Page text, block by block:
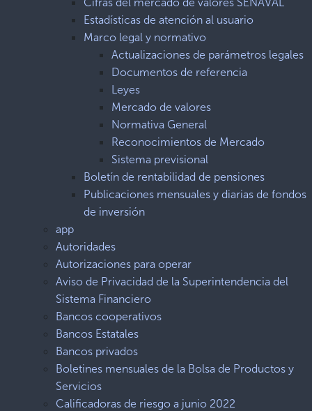
Estadísticas de atención al usuario
Marco legal y normativo
Actualizaciones de parámetros legales
Documentos de referencia
Leyes
Mercado de valores
Normativa General
Reconocimientos de Mercado
Sistema previsional
Boletín de rentabilidad de pensiones
Publicaciones mensuales y diarias de fondos
de inversión
app
Autoridades
Autorizaciones para operar
Aviso de Privacidad de la Superintendencia del
Sistema Financiero
Bancos cooperativos
Bancos Estatales
Bancos privados
Boletines mensuales de la Bolsa de Productos y
Servicios
Calificadoras de riesgo a junio 2022